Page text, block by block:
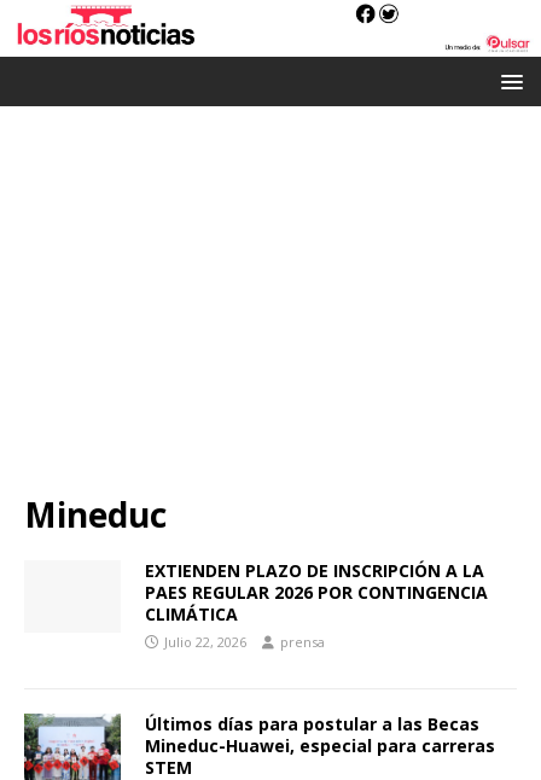
Mineduc
EXTIENDEN PLAZO DE INSCRIPCIÓN A LA
PAES REGULAR 2026 POR CONTINGENCIA
CLIMÁTICA
Julio 22, 2026 prensa
Últimos días para postular a las Becas
Mineduc-Huawei, especial para carreras
STEM